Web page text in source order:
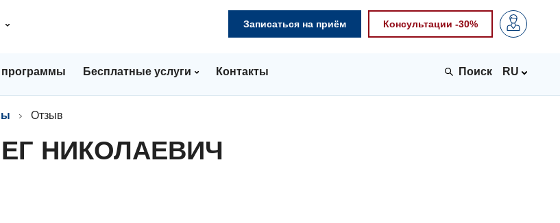
Записаться на приём Консультации -30%
программы Бесплатные услуги Контакты RU
Отзыв
НИКОЛАЕВИЧ